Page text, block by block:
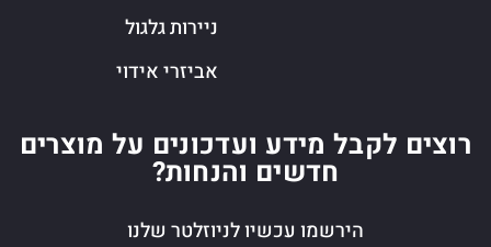
ניירות גלגול
אביזרי אידוי
רוצים לקבל מידע ועדכונים על מוצרים
חדשים והנחות?
הירשמו עכשיו לניוזלטר שלנו